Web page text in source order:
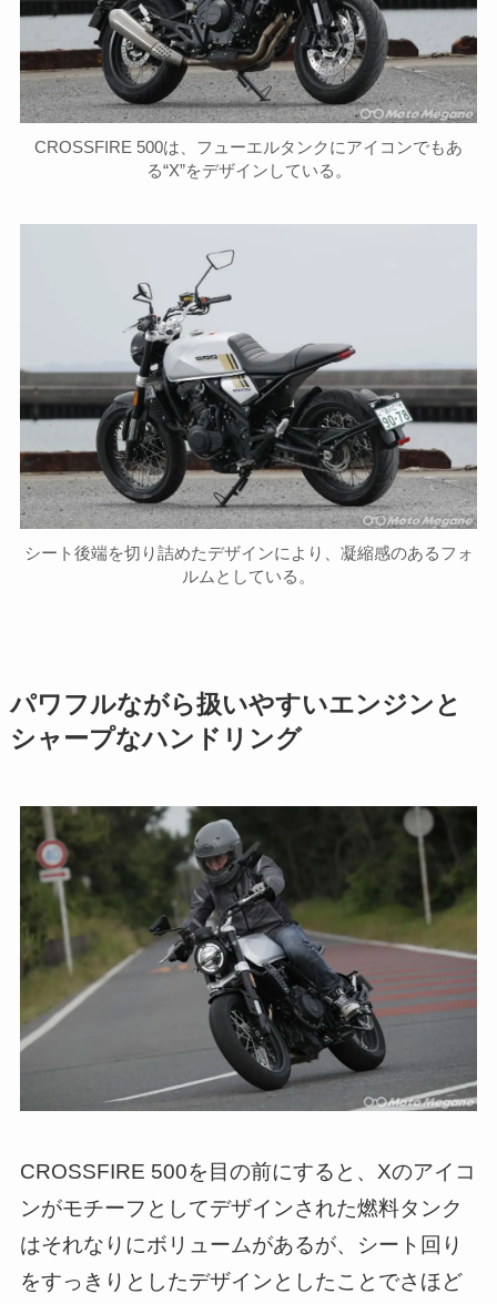
CROSSFIRE 500は、フューエルタンクにアイコンでもあ
る“X”をデザインしている。
シート後端を切り詰めたデザインにより、凝縮感のあるフォ
ルムとしている。
パワフルながら扱いやすいエンジンと
シャープなハンドリング
CROSSFIRE 500を目の前にすると、Xのアイコ
ンがモチーフとしてデザインされた燃料タンク
はそれなりにボリュームがあるが、シート回り
をすっきりとしたデザインとしたことでさほど